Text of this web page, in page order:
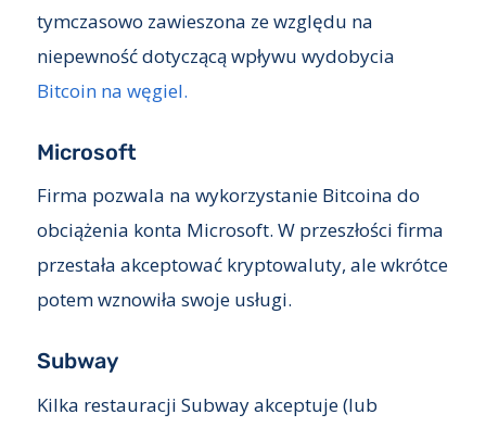
tymczasowo zawieszona ze względu na
niepewność dotyczącą wpływu wydobycia
Bitcoin na węgiel.
Microsoft
Firma pozwala na wykorzystanie Bitcoina do
obciążenia konta Microsoft. W przeszłości firma
przestała akceptować kryptowaluty, ale wkrótce
potem wznowiła swoje usługi.
Subway
Kilka restauracji Subway akceptuje (lub